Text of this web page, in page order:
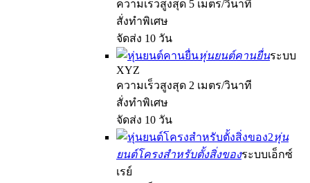
ความเร็วสูงสุด 5 เมตร/วินาที
สั่งทำพิเศษ
จัดส่ง 10 วัน
หุ่นยนต์คานยื่นระบบ
XYZ
ความเร็วสูงสุด 2 เมตร/วินาที
สั่งทำพิเศษ
จัดส่ง 10 วัน
หุ่น
ยนต์โครงสำหรับตั้งสิ่งของระบบเอ็กซ์
เรย์